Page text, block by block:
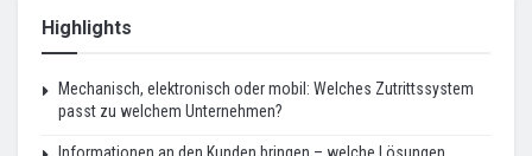
Highlights
Mechanisch, elektronisch oder mobil: Welches Zutrittssystem
passt zu welchem Unternehmen?
Informationen an den Kunden bringen – welche Lösungen